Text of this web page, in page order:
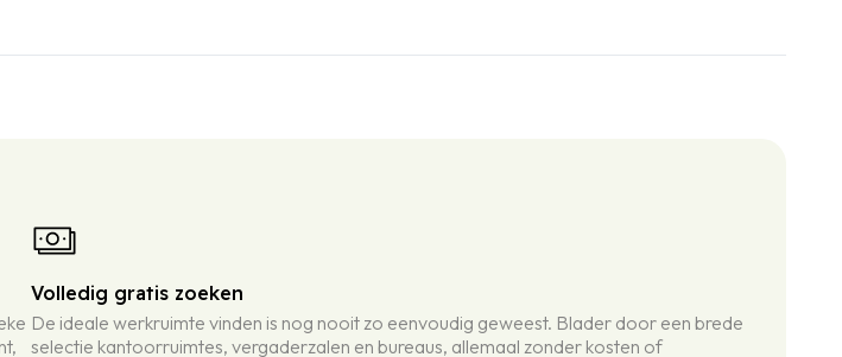
Volledig gratis zoeken
De ideale werkruimte vinden is nog nooit zo eenvoudig geweest. Blader door een brede
selectie kantoorruimtes, vergaderzalen en bureaus, allemaal zonder kosten of